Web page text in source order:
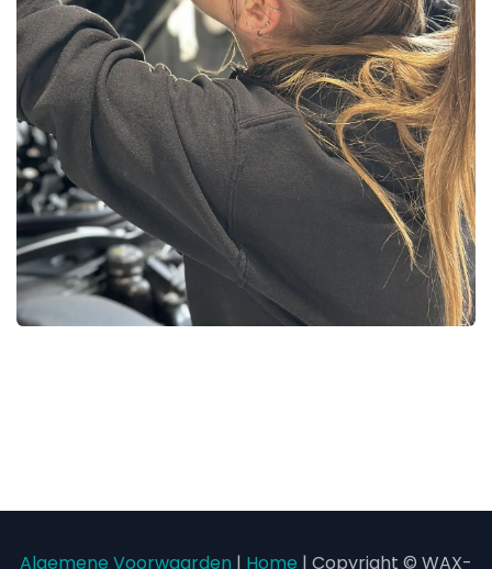
Algemene Voorwaarden | Home | Copyright © WAX-